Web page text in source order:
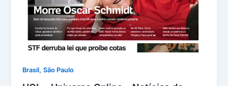
Brasil,São Paulo